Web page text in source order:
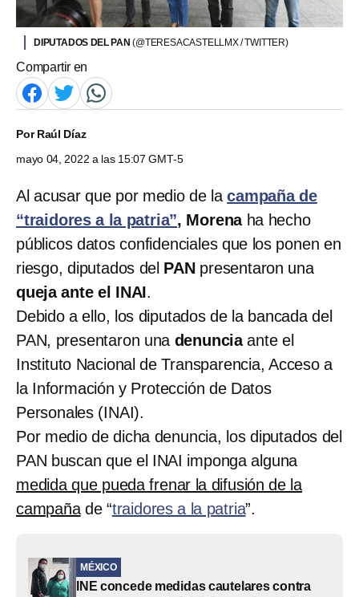
DIPUTADOS DEL PAN(@TERESACASTELLMX / TWITTER)
Compartir en
PorRaúl Díaz
mayo 04, 2022 a las 15:07 GMT-5
Al acusar que por medio de lacampaña de
“traidores a la patria”, Morenaha hecho
públicos datos confidenciales que los ponen en
riesgo, diputados del PAN presentaron una
queja ante el INAI.
Debido a ello, los diputados de la bancada del
PAN, presentaron una denunciaante el
Instituto Nacional de Transparencia, Acceso a
la Información y Protección de Datos
Personales (INAI).
Por medio de dicha denuncia, los diputados del
PAN buscan que el INAI imponga alguna
medida que pueda frenar la difusión de la
campañade “traidores a la patria”.
MÉXICO
INE concede medidas cautelares contra